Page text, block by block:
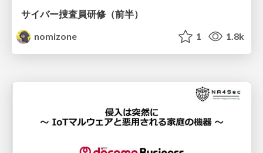
サイバー捜査員研修（前半）
nomizone
1 1.8k